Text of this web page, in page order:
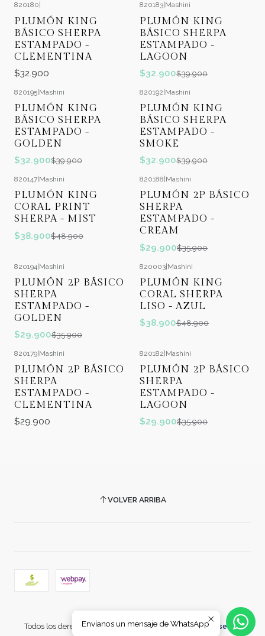
820180
PLUMÓN KING
BÁSICO SHERPA
ESTAMPADO -
CLEMENTINA
$32.900
820183 Mashini
PLUMÓN KING
BÁSICO SHERPA
ESTAMPADO -
LAGOON
$32.900$39.900
OFF
820195|Mashini
PLUMÓN KING
BÁSICO SHERPA
ESTAMPADO -
GOLDEN
$32.900$39.900
OFF
820192|Mashini
PLUMÓN KING
BÁSICO SHERPA
ESTAMPADO -
SMOKE
$32.900$39.900
OFF
820147 Mashini
PLUMÓN KING
CORAL PRINT
SHERPA - MIST
$38.900$48.900
OFF
820188 Mashini
PLUMÓN 2P BÁSICO
SHERPA
ESTAMPADO -
CREAM
$29.900$35.900
820194|Mashini
PLUMÓN 2P BÁSICO
SHERPA
ESTAMPADO -
GOLDEN
$29.900$35.900
820003|Mashini
PLUMÓN KING
CORAL SHERPA
LISO - AZUL
$38.900$48.900
820179 Mashini
PLUMÓN 2P BÁSICO
SHERPA
ESTAMPADO -
CLEMENTINA
$29.900
OFF
820182 Mashini
PLUMÓN 2P BÁSICO
SHERPA
ESTAMPADO -
LAGOON
$29.900$35.900
VOLVER ARRIBA
Todos los derechos reservados.Desarrollado por Jumpseller.
Envíanos un mensaje de WhatsApp